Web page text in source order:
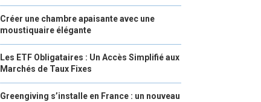
Créer une chambre apaisante avec une
moustiquaire élégante
Les ETF Obligataires : Un Accès Simplifié aux
Marchés de Taux Fixes
Greengiving s’installe en France : un nouveau